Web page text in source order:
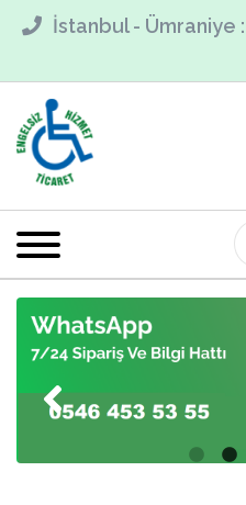
İstanbul - Ümraniye